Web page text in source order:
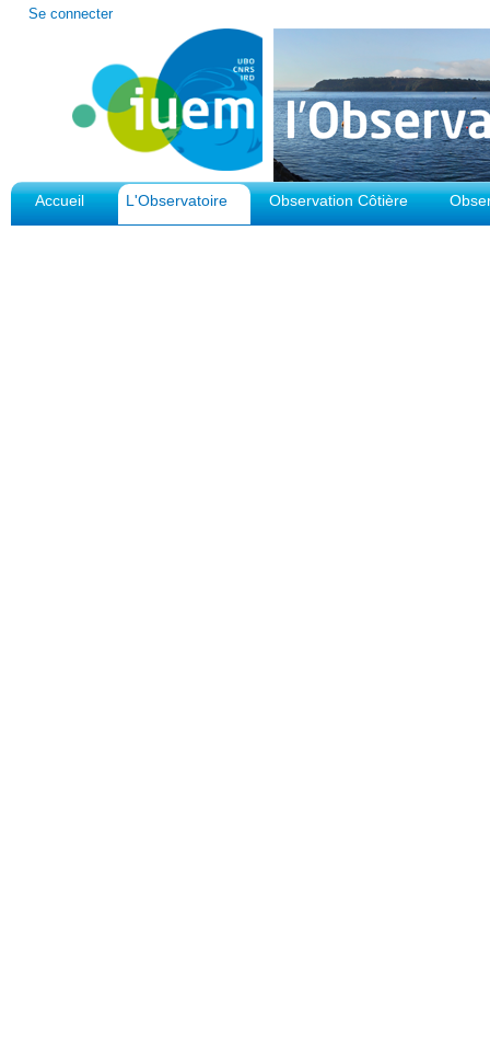
Outils
Se connecter
Accueil L'Observatoire Observation Côtière